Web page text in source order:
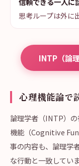
思考ループは外に
INTP（論
心理機能論で
論理学者（INTP）
機能（Cognitive
事の内容も、論理学
な行動と一致していま